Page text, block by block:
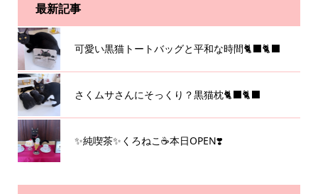
最新記事
可愛い黒猫トートバッグと平和な時間🐈‍⬛🐈‍⬛
さくムサさんにそっくり？黒猫枕🐈‍⬛🐈‍⬛
✨純喫茶✨くろねこ☕️本日OPEN❣️